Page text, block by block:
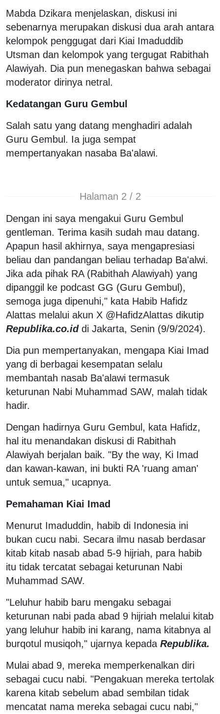
Mabda Dzikara menjelaskan, diskusi ini
sebenarnya merupakan diskusi dua arah antara
kelompok penggugat dari Kiai Imaduddib
Utsman dan kelompok yang tergugat Rabithah
Alawiyah. Dia pun menegaskan bahwa sebagai
moderator dirinya netral.
Kedatangan Guru Gembul
Salah satu yang datang menghadiri adalah
Guru Gembul. Ia juga sempat
mempertanyakan nasaba Ba'alawi.
Halaman 2 / 2
Dengan ini saya mengakui Guru Gembul
gentleman. Terima kasih sudah mau datang.
Apapun hasil akhirnya, saya mengapresiasi
beliau dan pandangan beliau terhadap Ba'alwi.
Jika ada pihak RA (Rabithah Alawiyah) yang
dipanggil ke podcast GG (Guru Gembul),
semoga juga dipenuhi," kata Habib Hafidz
Alattas melalui akun X @HafidzAlattas dikutip
Republika.co.iddi Jakarta, Senin (9/9/2024).
Dia pun mempertanyakan, mengapa Kiai Imad
yang di berbagai kesempatan selalu
membantah nasab Ba'alawi termasuk
keturunan Nabi Muhammad SAW, malah tidak
hadir.
Dengan hadirnya Guru Gembul, kata Hafidz,
hal itu menandakan diskusi di Rabithah
Alawiyah berjalan baik. "By the way, Ki Imad
dan kawan-kawan, ini bukti RA 'ruang aman'
untuk semua," ucapnya.
Pemahaman Kiai Imad
Menurut Imaduddin, habib di Indonesia ini
bukan cucu nabi. Secara ilmu nasab berdasar
kitab kitab nasab abad 5-9 hijriah, para habib
itu tidak tercatat sebagai keturunan Nabi
Muhammad SAW.
"Leluhur habib baru mengaku sebagai
keturunan nabi pada abad 9 hijriah melalui kitab
yang leluhur habib ini karang, nama kitabnya al
burqotul musiqoh," ujarnya kepada Republika.
Mulai abad 9, mereka memperkenalkan diri
sebagai cucu nabi. "Pengakuan mereka tertolak
karena kitab sebelum abad sembilan tidak
mencatat nama mereka sebagai cucu nabi,"